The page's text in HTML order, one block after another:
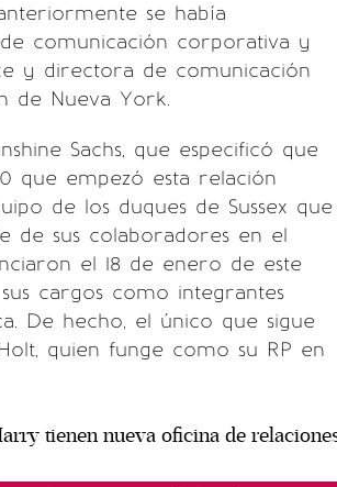
se había
comunicación corporativa y
y directora de comunicación
de Nueva York.
Sachs, que especificó que
que empezó esta relación
de los duques de Sussex que
de sus colaboradores en el
el 18 de enero de este
cargos como integrantes
De hecho, el único que sigue
quien funge como su RP en